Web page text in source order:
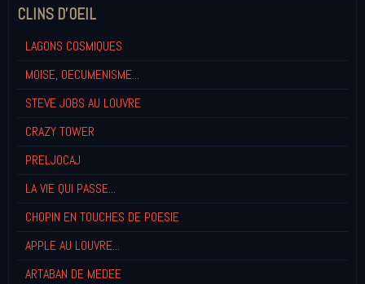
CLINS D'OEIL
LAGONS COSMIQUES
MOISE, OECUMENISME...
STEVE JOBS AU LOUVRE
CRAZY TOWER
PRELJOCAJ
LA VIE QUI PASSE...
CHOPIN EN TOUCHES DE POESIE
APPLE AU LOUVRE...
ARTABAN DE MEDEE